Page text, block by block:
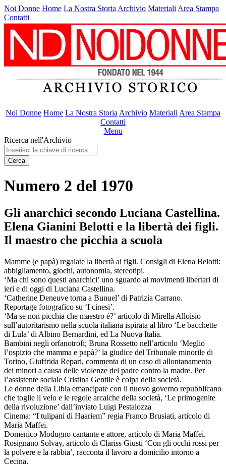
Noi Donne Home La Nostra Storia Archivio Materiali Area Stampa
Contatti
Noi Donne Home La Nostra Storia Archivio Materiali Area Stampa
Contatti
Menu
Ricerca nell'Archivio
Cerca
Numero 2 del 1970
Gli anarchici secondo Luciana Castellina.
Elena Gianini Belotti e la libertà dei figli.
Il maestro che picchia a scuola
Mamme (e papà) regalate la libertà ai figli. Consigli di Elena Belotti:
abbigliamento, giochi, autonomia, stereotipi.
‘Ma chi sono questi anarchici’ uno sguardo ai movimenti libertari di
ieri e di oggi di Luciana Castellina.
‘Catherine Deneuve torna a Bunuel’ di Patrizia Carrano.
Reportage fotografico su ‘I cinesi’.
‘Ma se non picchia che maestro è?’ articolo di Mirella Alloisio
sull’autoritarismo nella scuola italiana ispirata al libro ‘Le bacchette
di Lula’ di Albino Bernardini, ed La Nuova Italia.
Bambini negli orfanotrofi; Bruna Rossetto nell’articolo ‘Meglio
l’ospizio che mamma e papà?’ la giudice del Tribunale minorile di
Torino, Giuffrida Repari, commenta di un caso di allontanamento
dei minori a causa delle violenze del padre contro la madre. Per
l’assistente sociale Cristina Gentile è colpa della società.
Le donne della Libia emancipate con il nuovo governo repubblicano
che toglie il velo e le regole arcaiche della società, ‘Le primogenite
della rivoluzione’ dall’inviato Luigi Pestalozza
Cinema: “I tulipani di Haariem” regia Franco Brusiati, articolo di
Maria Maffei.
Domenico Modugno cantante e attore, articolo di Maria Maffei.
Rosignano Solvay, articolo di Clariss Giusti ‘Con gli occhi rossi per
la polvere e la rabbia’, racconta il lavoro a domicilio intorno a
Cecina.